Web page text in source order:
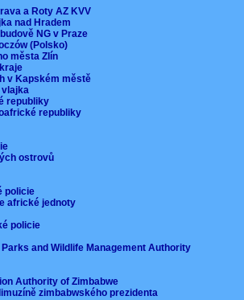
a Roty AZ KVV
nad Hradem
NG v Praze
(Polsko)
města Zlín
v Kapském městě
republiky
republiky
ostrovů
policie
africké jednoty
policie
and Wildlife Management Authority
Authority of Zimbabwe
zimbabwského prezidenta